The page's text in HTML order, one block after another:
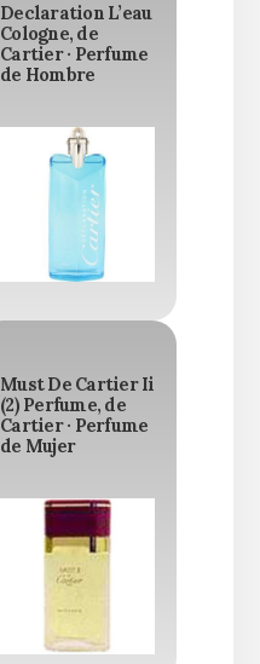
Declaration L’eau
Cologne, de
Cartier · Perfume
de Hombre
Must De Cartier Ii
(2) Perfume, de
Cartier · Perfume
de Mujer